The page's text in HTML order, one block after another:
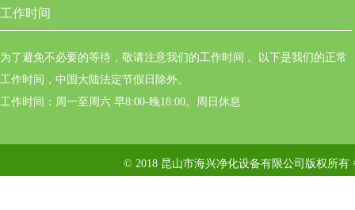
工作时间
为了避免不必要的等待，敬请注意我们的工作时间 。以下是我们的正常
工作时间，中国大陆法定节假日除外。
工作时间：周一至周六 早8:00-晚18:00。周日休息
© 2018 昆山市海兴净化设备有限公司版权所有